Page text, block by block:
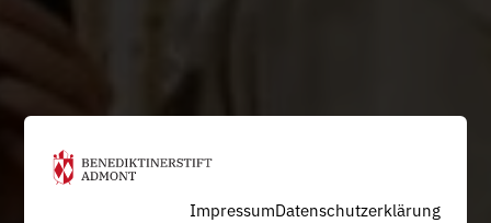
ImpressumDatenschutzerklärung